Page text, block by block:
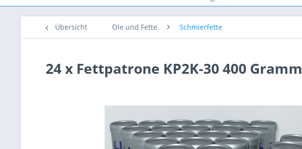
Übersicht Öle und Fette Schmierfette
24 x Fettpatrone KP2K-30 400 Gramm